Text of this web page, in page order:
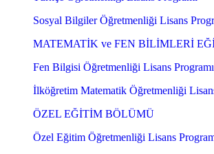
Sosyal Bilgiler Öğretmenliği Lisans
MATEMATİK ve FEN BİLİMLERİ
Fen Bilgisi Öğretmenliği Lisans Programı
İlköğretim Matematik Öğretmenliği
ÖZEL EĞİTİM BÖLÜMÜ
Özel Eğitim Öğretmenliği Lisans